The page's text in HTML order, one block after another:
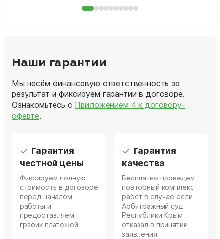
Наши гарантии
Мы несём финансовую ответственность за
результат и фиксируем гарантии в договоре.
Ознакомьтесь с Приложением 4 к договору-
оферте.
Гарантия
честной цены
Фиксируем полную
стоимость в договоре
перед началом
работы и
предоставляем
график платежей
Гарантия
качества
Бесплатно проведем
повторный комплекс
работ в случае если
Арбитражный суд
Республики Крым
отказал в принятии
заявления